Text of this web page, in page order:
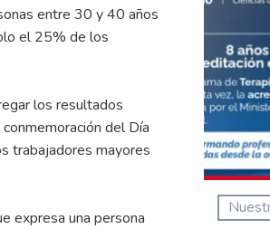
entre 30 y 40 años
el 25% de los
los resultados
del Día
trabajadores mayores
expresa una persona